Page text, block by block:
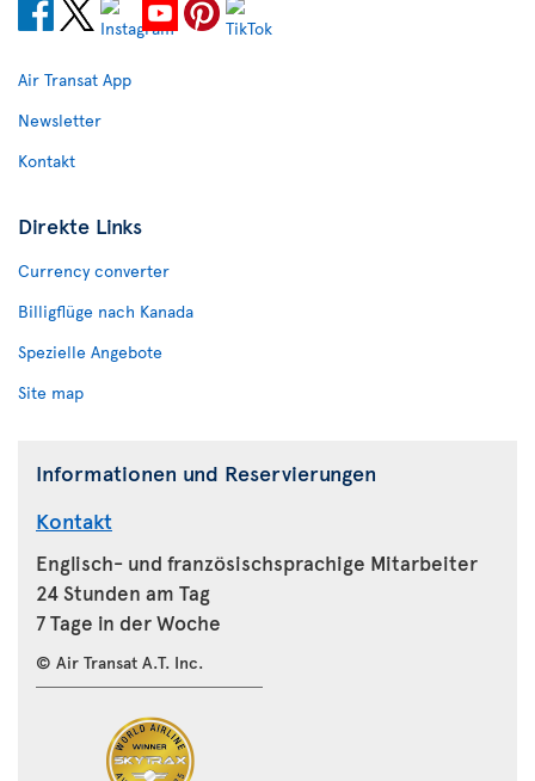
Air Transat App
Newsletter
Kontakt
Direkte Links
Currency converter
Billigflüge nach Kanada
Spezielle Angebote
Site map
Informationen und Reservierungen
Kontakt
Englisch- und französischsprachige Mitarbeiter
24 Stunden am Tag
7 Tage in der Woche
© Air Transat A.T. Inc.